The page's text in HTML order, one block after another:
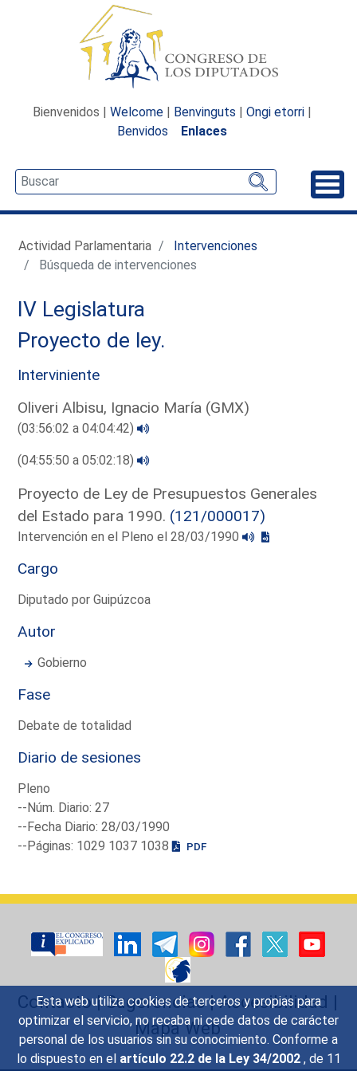
Esta web utiliza cookies de terceros y propias para
optimizar el servicio, no recaba ni cede datos de carácter
personal de los usuarios sin su conocimiento. Conforme a
lo dispuesto en el artículo 22.2 de la Ley 34/2002 , de 11
Bienvenidos | Welcome | Benvinguts | Ongi etorri |
Benvidos
Enlaces
Actividad Parlamentaria
Intervenciones
Búsqueda de intervenciones
IV Legislatura
Proyecto de ley.
Interviniente
Oliveri Albisu, Ignacio María (GMX)
(03:56:02 a 04:04:42)
(04:55:50 a 05:02:18)
Proyecto de Ley de Presupuestos Generales
del Estado para 1990. (121/000017)
Intervención en el Pleno el 28/03/1990
Cargo
Diputado por Guipúzcoa
Autor
Gobierno
Fase
Debate de totalidad
Diario de sesiones
Pleno
--Núm. Diario: 27
--Fecha Diario: 28/03/1990
--Páginas: 1029 1037 1038
PDF
Contacto|Sugerencias|Accesibilidad |
Mapa Web